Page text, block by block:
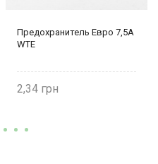
Предохранитель Евро 7,5А
WTE
2,34